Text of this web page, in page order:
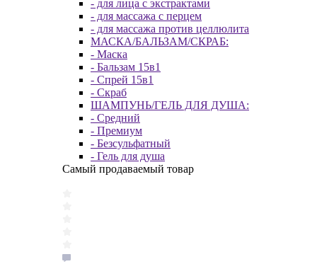
- для лица с экстрактами
- для массажа с перцем
- для массажа против целлюлита
МАСКА/БАЛЬЗАМ/СКРАБ:
- Маска
- Бальзам 15в1
- Спрей 15в1
- Скраб
ШАМПУНЬ/ГЕЛЬ ДЛЯ ДУША:
- Средний
- Премиум
- Безсульфатный
- Гель для душа
Самый продаваемый товар